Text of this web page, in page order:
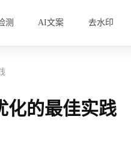
测 AI文案 去水印
化的最佳实践